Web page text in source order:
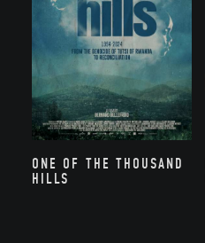
ONE OF THE THOUSAND
HILLS